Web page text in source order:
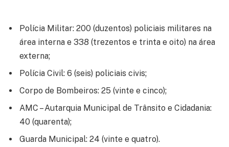
Polícia Militar: 200 (duzentos) policiais militares na
área interna e 338 (trezentos e trinta e oito) na área
externa;
Polícia Civil: 6 (seis) policiais civis;
Corpo de Bombeiros: 25 (vinte e cinco);
AMC – Autarquia Municipal de Trânsito e Cidadania:
40 (quarenta);
Guarda Municipal: 24 (vinte e quatro).